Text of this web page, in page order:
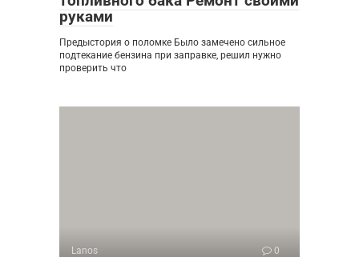
руками
Предыстория о поломке Было замечено сильное
подтекание бензина при заправке, решил нужно
проверить что
Lanos 0